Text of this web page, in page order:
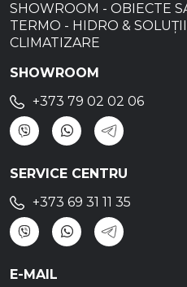
SHOWROOM - OBIECTE
TERMO - HIDRO &
CLIMATIZARE
SHOWROOM
+373 79 02 02 06
SERVICE CENTRU
+373 69 31 11 35
E-MAIL